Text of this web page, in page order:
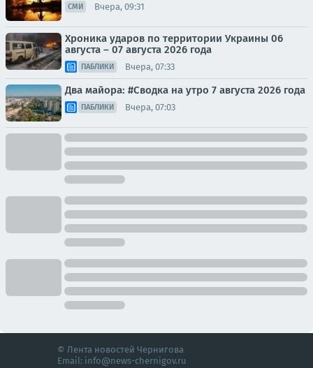
СМИ Вчера, 09:31
Хроника ударов по территории Украины 06
августа – 07 августа 2026 года
ПАБЛИКИ Вчера, 07:33
Два майора: #Сводка на утро 7 августа 2026 года
ПАБЛИКИ Вчера, 07:03
© Лента новостей Чернигова
Email: info@news-chernigov.ru